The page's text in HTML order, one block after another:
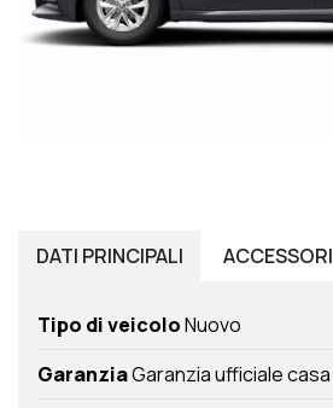
DATI PRINCIPALI ACCESSORI
Tipo di veicoloNuovo
GaranziaGaranzia ufficiale casa